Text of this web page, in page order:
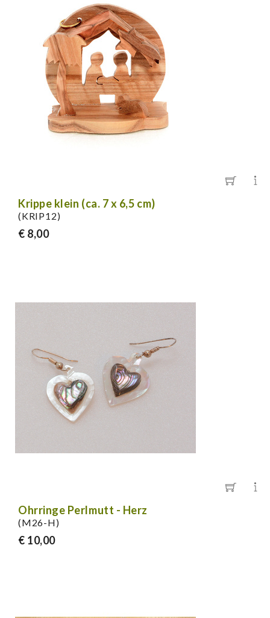
Krippe klein (ca. 7 x 6,5 cm)
(KRIP12)
€ 8,00
Ohrringe Perlmutt - Herz
(M26-H)
€ 10,00